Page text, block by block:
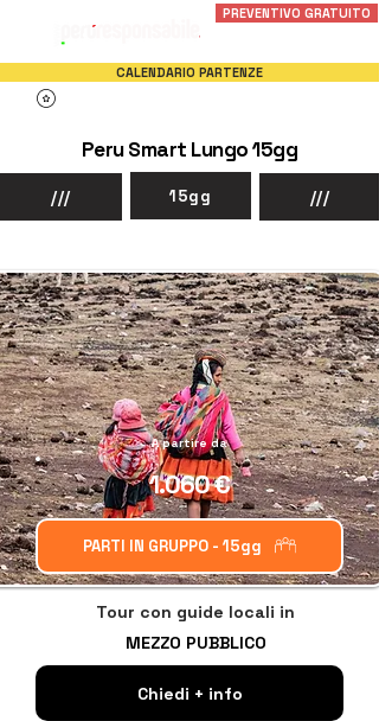
PREVENTIVO GRATUITO
CALENDARIO PARTENZE
Peru Smart Lungo 15gg
/// 15gg ///
1.060 €
PARTI IN GRUPPO - 15gg
A partire da
Tour con guide locali in
MEZZO PUBBLICO
Chiedi + info